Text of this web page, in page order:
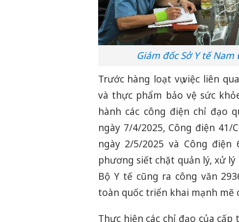
Giám đốc Sở Y tế
Trước hàng loạt vụ việc liên
và thực phẩm bảo vệ sức
hành các công điện chỉ đạo
ngày 7/4/2025, Công điện 41/
ngày 2/5/2025 và Công điện
phương siết chặt quản lý, xử
Bộ Y tế cũng ra công văn
toàn quốc triển khai mạnh mẽ
Thực hiện các chỉ đạo của